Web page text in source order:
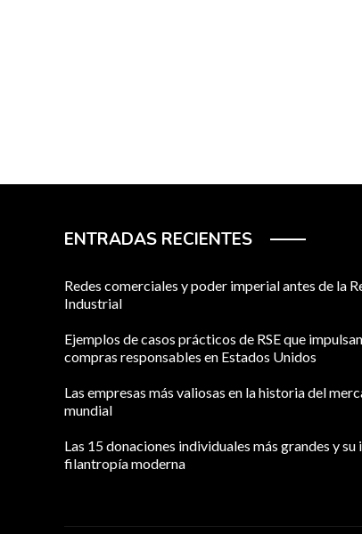
ENTRADAS RECIENTES
Redes comerciales y poder imperial antes de la
Industrial
Ejemplos de casos prácticos de RSE que
compras responsables en Estados Unidos
Las empresas más valiosas en la historia del
mundial
Las 15 donaciones individuales más grandes y su
filantropía moderna